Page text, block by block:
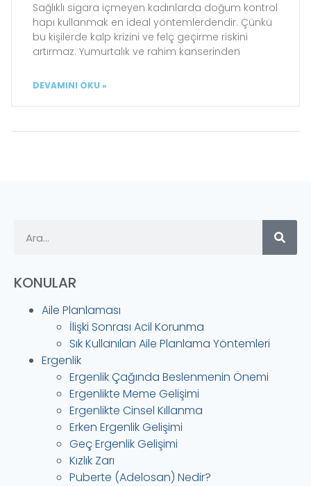
Sağlıklı sigara içmeyen kadınlarda doğum kontrol
hapı kullanmak en ideal yöntemlerdendir. Çünkü
bu kişilerde kalp krizini ve felç geçirme riskini
artırmaz. Yumurtalık ve rahim kanserinden
DEVAMINI OKU »
KONULAR
Aile Planlaması
İlişki Sonrası Acil Korunma
Sık Kullanılan Aile Planlama Yöntemleri
Ergenlik
Ergenlik Çağında Beslenmenin Önemi
Ergenlikte Meme Gelişimi
Ergenlikte Cinsel Kıllanma
Erken Ergenlik Gelişimi
Geç Ergenlik Gelişimi
Kızlık Zarı
Puberte (Adelosan) Nedir?